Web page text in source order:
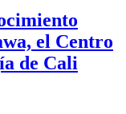
el Centro
de Cali